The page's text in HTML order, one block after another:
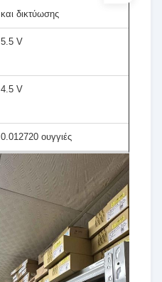
και δικτύωσης
5.5 V
4.5 V
0.012720 ουγγιές